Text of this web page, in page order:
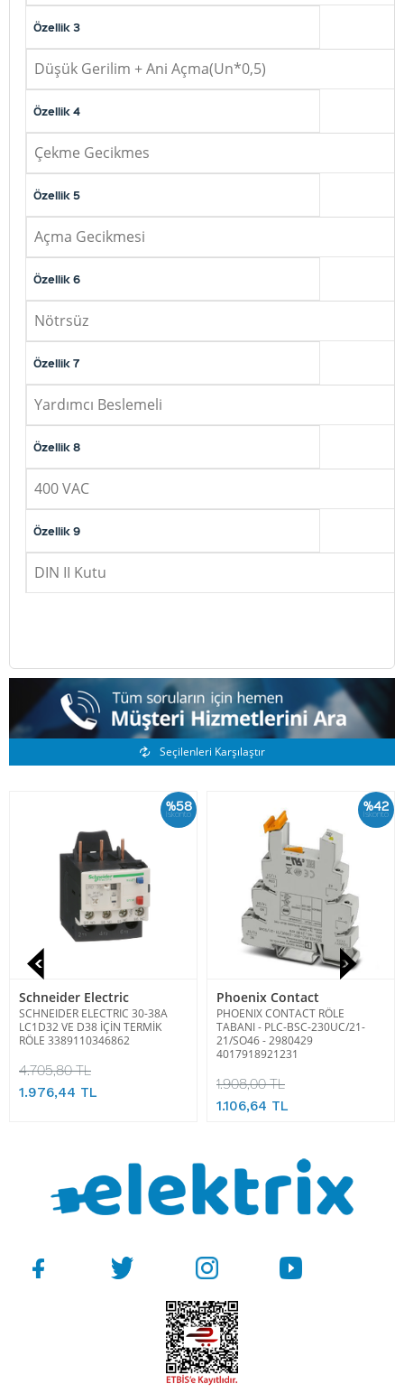
Özellik 3
Düşük Gerilim + Ani Açma(Un*0,5)
Özellik 4
Çekme Gecikmes
Özellik 5
Açma Gecikmesi
Özellik 6
Nötrsüz
Özellik 7
Yardımcı Beslemeli
Özellik 8
400 VAC
Özellik 9
DIN II Kutu
Benzer Ürünler
Seçilenleri Karşılaştır
%58
İskonto
Schneider Electric
SCHNEIDER ELECTRIC 30-38A
LC1D32 VE D38 İÇİN TERMİK
RÖLE 3389110346862
4.705,80 TL
1.976,44 TL
%42
İskonto
Phoenix Contact
PHOENIX CONTACT RÖLE
TABANI - PLC-BSC-230UC/21-
21/SO46 - 2980429
4017918921231
1.908,00 TL
1.106,64 TL